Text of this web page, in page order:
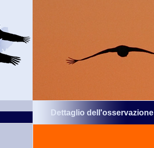
Dettaglio dell'osservazione